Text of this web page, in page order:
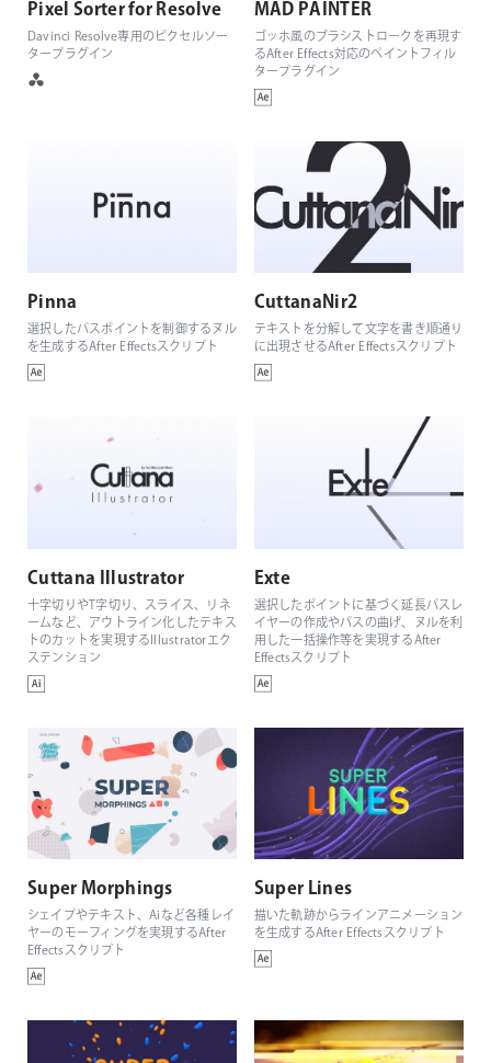
Pixel Sorter for Resolve
Davinci Resolve専用のピクセルソー
タープラグイン
MAD PAINTER
ゴッホ風のブラシストロークを再現す
るAfter Effects対応のペイントフィル
タープラグイン
Pinna
選択したパスポイントを制御するヌル
を生成するAfter Effectsスクリプト
CuttanaNir2
テキストを分解して文字を書き順通り
に出現させるAfter Effectsスクリプト
Cuttana Illustrator
十字切りやT字切り、スライス、リネ
ームなど、アウトライン化したテキス
トのカットを実現するIllustratorエク
ステンション
Exte
選択したポイントに基づく延長パスレ
イヤーの作成やパスの曲げ、ヌルを利
用した一括操作等を実現するAfter
Effectsスクリプト
Super Morphings
シェイプやテキスト、Aiなど各種レイ
ヤーのモーフィングを実現するAfter
Effectsスクリプト
Super Lines
描いた軌跡からラインアニメーション
を生成するAfter Effectsスクリプト